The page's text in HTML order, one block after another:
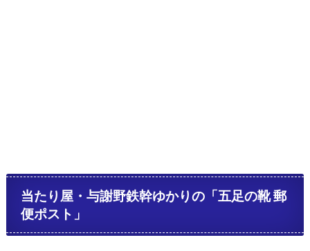
当たり屋・与謝野鉄幹ゆかりの「五足の靴 郵
便ポスト」